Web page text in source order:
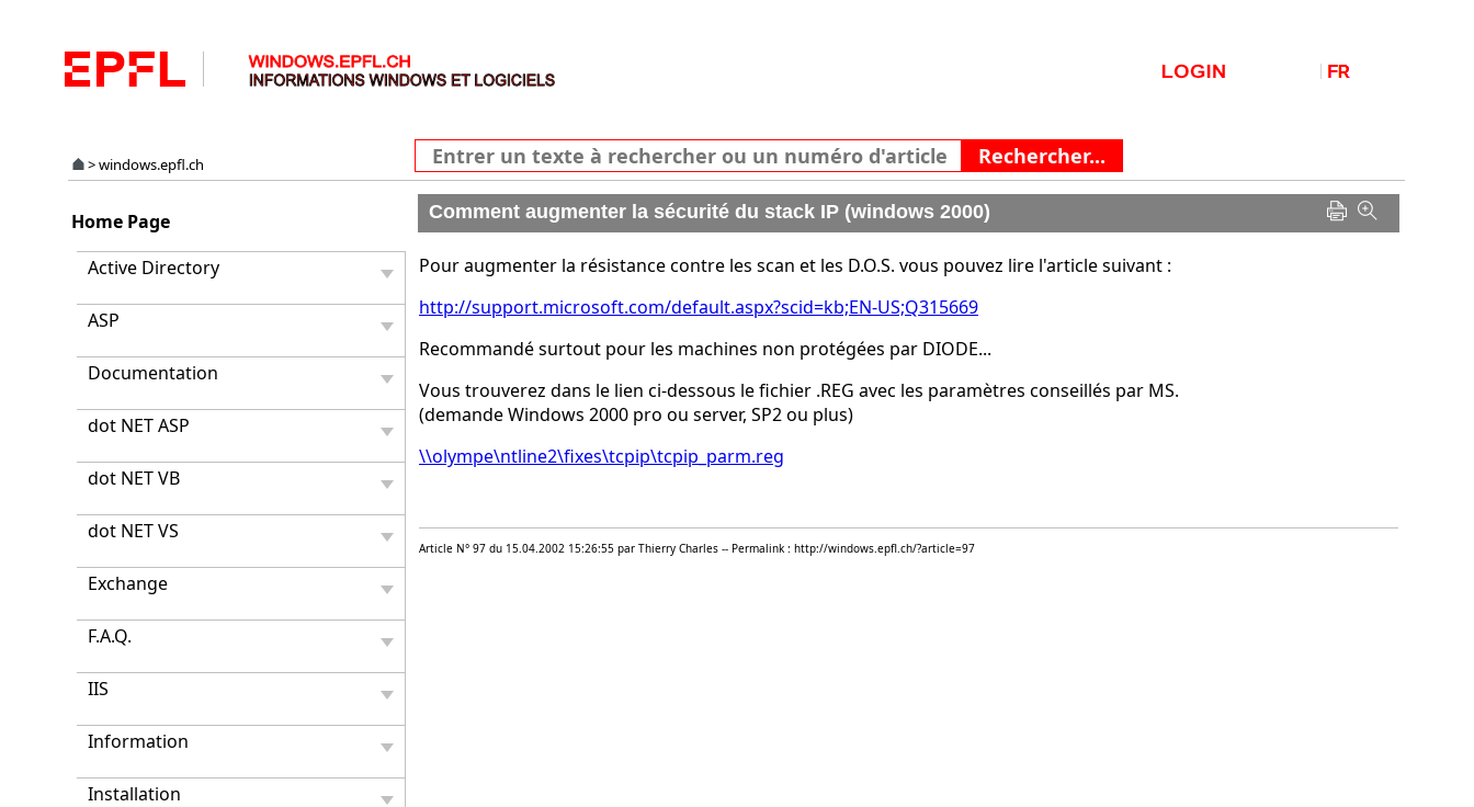
>windows.epfl.ch
Home Page
Active Directory
ASP
Documentation
dot NET ASP
dot NET VB
dot NET VS
Exchange
F.A.Q.
IIS
Information
Installation
Comment augmenter la sécurité du stack IP (windows 2000)
Pour augmenter la résistance contre les scan et les D.O.S. vous pouvez lire l'article suivant :
http://support.microsoft.com/default.aspx?scid=kb;EN-US;Q315669
Recommandé surtout pour les machines non protégées par DIODE...
Vous trouverez dans le lien ci-dessous le fichier .REG avec les paramètres conseillés par MS.
(demande Windows 2000 pro ou server, SP2 ou plus)
\\olympe\ntline2\fixes\tcpip\tcpip_parm.reg
Article N° 97 du 15.04.2002 15:26:55 par Thierry Charles -- Permalink : http://windows.epfl.ch/?article=97